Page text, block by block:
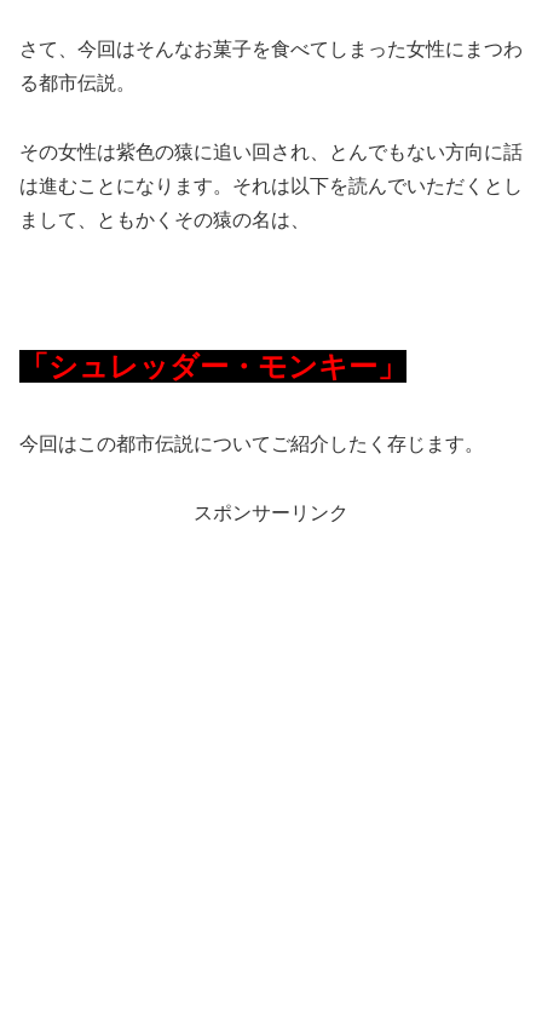
さて、今回はそんなお菓子を食べてしまった女性にまつわ
る都市伝説。
その女性は紫色の猿に追い回され、とんでもない方向に話
は進むことになります。それは以下を読んでいただくとし
まして、ともかくその猿の名は、
「シュレッダー・モンキー」
今回はこの都市伝説についてご紹介したく存じます。
スポンサーリンク